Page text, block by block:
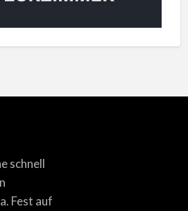
schnell
Fest auf